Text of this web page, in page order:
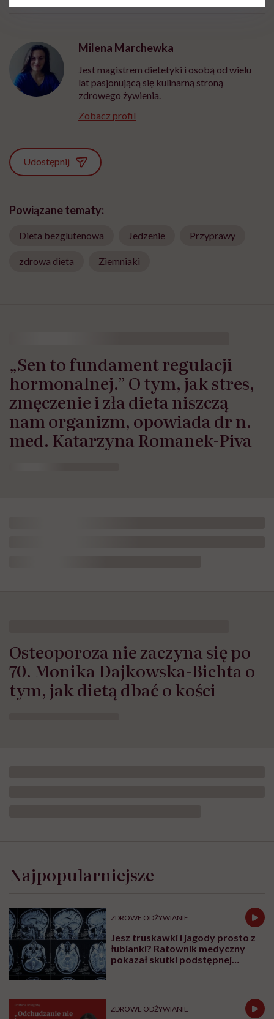
Milena Marchewka
Jest magistrem dietetyki i osobą od wielu
lat pasjonującą się kulinarną stroną
zdrowego żywienia.
Zobacz profil
Udostępnij
Powiązane tematy:
Dieta bezglutenowa Jedzenie Przyprawy
zdrowa dieta Ziemniaki
„Sen to fundament regulacji
hormonalnej.” O tym, jak stres,
zmęczenie i zła dieta niszczą
nam organizm, opowiada dr n.
med. Katarzyna Romanek-Piva
Osteoporoza nie zaczyna się po
70. Monika Dajkowska-Bichta o
tym, jak dietą dbać o kości
Najpopularniejsze
ZDROWE ODŻYWIANIE
Jesz truskawki i jagody prosto z
łubianki? Ratownik medyczny
pokazał skutki podstępnej
ZDROWE ODŻYWIANIE